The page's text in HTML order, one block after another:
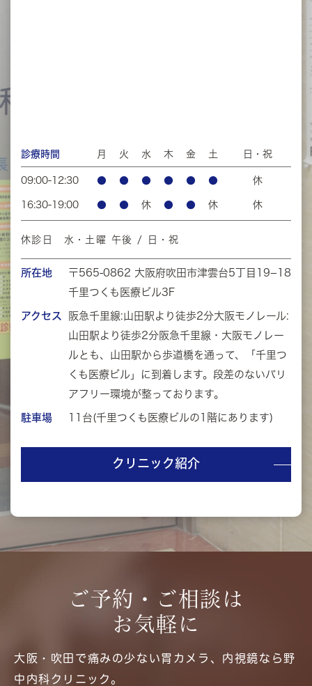
診療時間 月 火 水 木 金 土 日・祝
09:00-12:30 ● ● ● ● ● ● 休
16:30-19:00 ● ● 休 ● ● 休 休
休診日 水・土曜 午後 / 日・祝
所在地 〒565-0862 大阪府吹田市津雲台5丁目19−18
千里つくも医療ビル3F
アクセス 阪急千里線:山田駅より徒歩2分大阪モノレール:
山田駅より徒歩2分 阪急千里線・大阪モノレー
ルとも、山田駅から歩道橋を通って、「千里つ
くも医療ビル」に到着します。段差のないバリ
アフリー環境が整っております。
駐車場 11台(千里つくも医療ビルの1階にあります)
クリニック紹介
ご予約・ご相談は
お気軽に
大阪・吹田で痛みの少ない胃カメラ、内視鏡なら野
中内科クリニック。